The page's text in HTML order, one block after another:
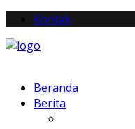
Kontak
Beranda
Berita